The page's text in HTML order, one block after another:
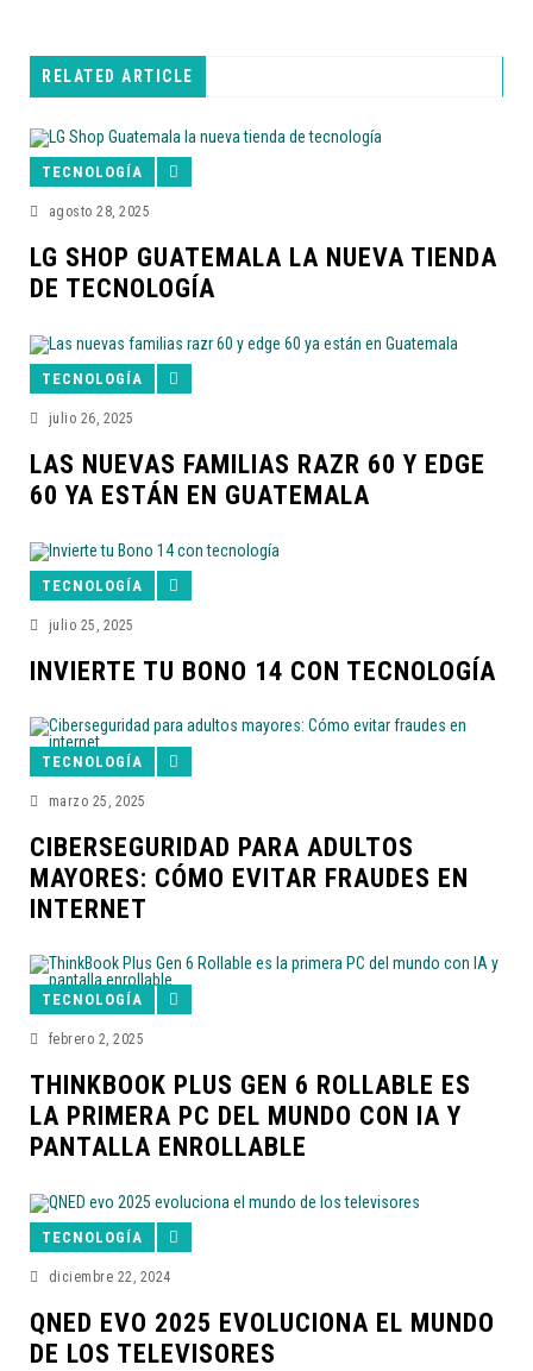
RELATED ARTICLE
TECNOLOGÍA
agosto 28, 2025
LG SHOP GUATEMALA LA NUEVA TIENDA
DE TECNOLOGÍA
TECNOLOGÍA
julio 26, 2025
LAS NUEVAS FAMILIAS RAZR 60 Y EDGE
60 YA ESTÁN EN GUATEMALA
TECNOLOGÍA
julio 25, 2025
INVIERTE TU BONO 14 CON TECNOLOGÍA
TECNOLOGÍA
marzo 25, 2025
CIBERSEGURIDAD PARA ADULTOS
MAYORES: CÓMO EVITAR FRAUDES EN
INTERNET
TECNOLOGÍA
febrero 2, 2025
THINKBOOK PLUS GEN 6 ROLLABLE ES
LA PRIMERA PC DEL MUNDO CON IA Y
PANTALLA ENROLLABLE
TECNOLOGÍA
diciembre 22, 2024
QNED EVO 2025 EVOLUCIONA EL MUNDO
DE LOS TELEVISORES